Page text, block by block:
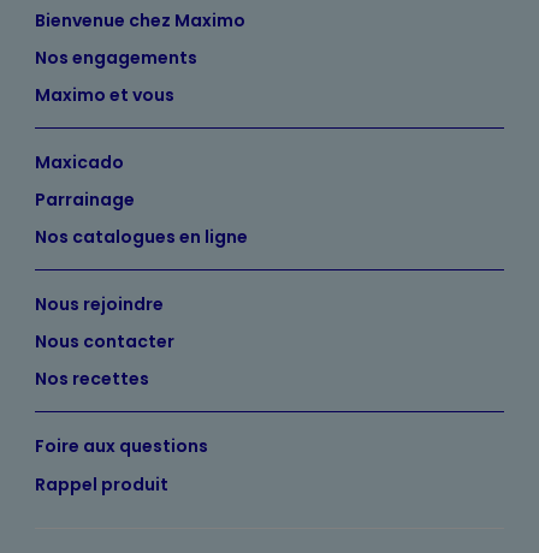
Bienvenue chez Maximo
Nos engagements
Maximo et vous
Maxicado
Parrainage
Nos catalogues en ligne
Nous rejoindre
Nous contacter
Nos recettes
Foire aux questions
Rappel produit